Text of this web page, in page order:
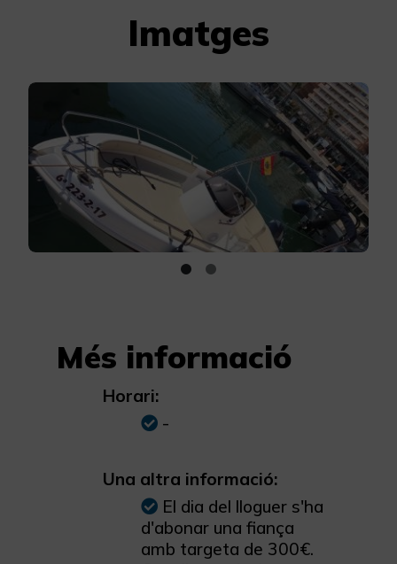
Imatges
Més informació
Horari:
-
Una altra informació:
El dia del lloguer s'ha
d'abonar una fiança
amb targeta de 300€.